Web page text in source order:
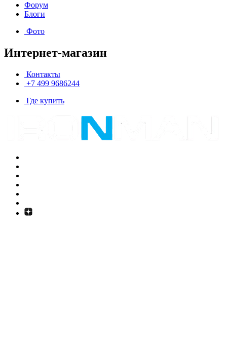
Форум
Блоги
Фото
Интернет-магазин
Контакты
+7 499 9686244
Где купить